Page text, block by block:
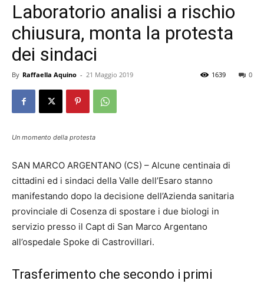
Laboratorio analisi a rischio
chiusura, monta la protesta
dei sindaci
By Raffaella Aquino - 21 Maggio 2019 0
1639
Un momento della protesta
SAN MARCO ARGENTANO (CS) – Alcune centinaia di
cittadini ed i sindaci della Valle dell’Esaro stanno
manifestando dopo la decisione dell’Azienda sanitaria
provinciale di Cosenza di spostare i due biologi in
servizio presso il Capt di San Marco Argentano
all’ospedale Spoke di Castrovillari.
Trasferimento che secondo i primi